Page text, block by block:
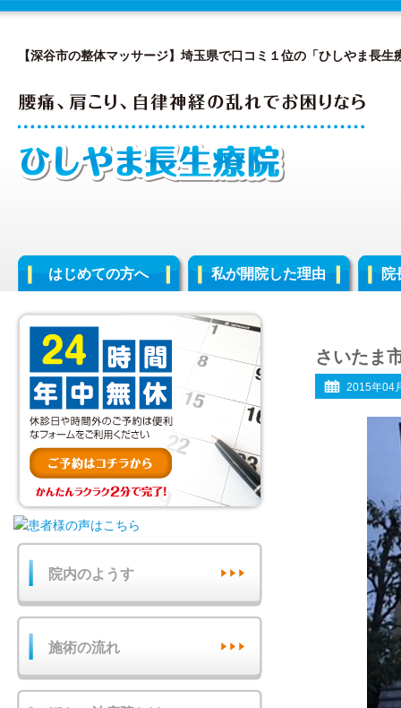
【深谷市の整体マッサージ】埼玉県で口コミ１位の「ひしやま長生
はじめての方へ 私が開院した理由 院
さいたま
2015年04
院内のようす
施術の流れ